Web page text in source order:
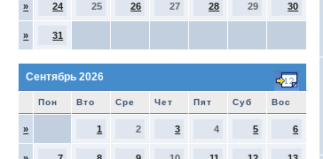
» 24 25 26 27 28 29 30
» 31
Сентябрь 2026
Пон Вто Сре Чет Пят Суб Вос
» 1 2 3 4 5 6